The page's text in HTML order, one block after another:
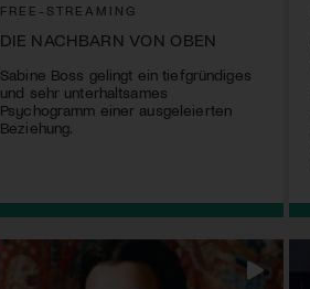
FREE-STREAMING
DIE NACHBARN VON OBEN
Sabine Boss gelingt ein tiefgründiges
und sehr unterhaltsames
Psychogramm einer ausgeleierten
Beziehung.